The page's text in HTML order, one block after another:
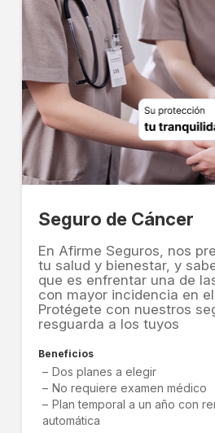
Seguro de Cáncer
En Afirme Seguros, nos
tu salud y bienestar, y
que es enfrentar una de
con mayor incidencia en
Protégete con nuestros
resguarda a los tuyos
Beneficios
Dos planes a elegir
No requiere examen médico
Plan temporal a un año con
automática